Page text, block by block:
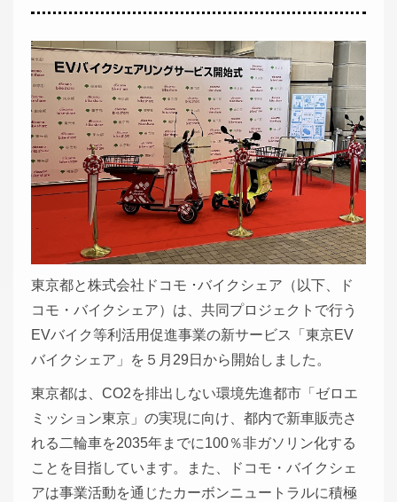
東京都と株式会社ドコモ ･バイクシェア（以下、ド
コモ・バイクシェア）は、共同プロジェクトで行う
EVバイク等利活用促進事業の新サービス「東京EV
バイクシェア」を５月29日から開始しました。
東京都は、CO2を排出しない環境先進都市「ゼロエ
ミッション東京」の実現に向け、都内で新車販売さ
れる二輪車を2035年までに100％非ガソリン化する
ことを目指しています。また、ドコモ・バイクシェ
アは事業活動を通じたカーボンニュートラルに積極